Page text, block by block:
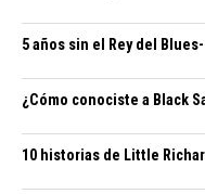
5 años sin el Rey del
¿Cómo conociste a Black
10 historias de Little